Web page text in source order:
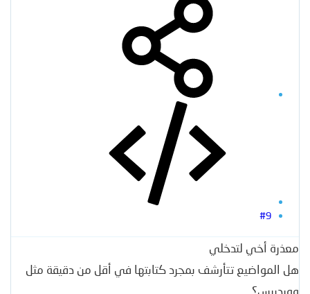
#9
معذرة أخي لتدخلي
هل المواضيع تتأرشف بمجرد كتابتها في أقل من دقيقة مثل